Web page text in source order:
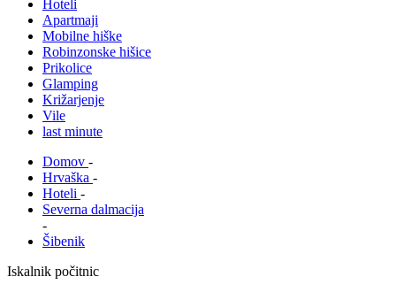
Hoteli
Apartmaji
Mobilne hiške
Robinzonske hišice
Prikolice
Glamping
Križarjenje
Vile
last minute
Domov -
Hrvaška -
Hoteli -
Severna dalmacija
-
Šibenik
Iskalnik počitnic